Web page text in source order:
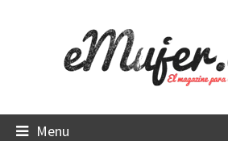
Menu